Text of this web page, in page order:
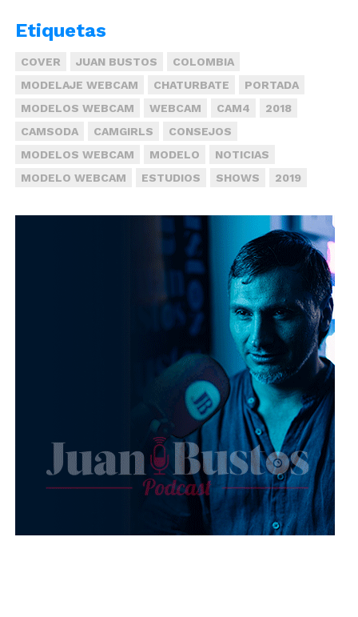
Ojos marrón oscuro o negros:Este color es
profundo por naturaleza, por lo que puedes
con verdes, bronces, dorados, tonos
Cada mirada es seductora al natural, pero al
conocer el color que combina con tu apariencia
natural puedes resaltar aún más tu belleza.
acompañar tu tono de ojos
con lápices y rizador para dar ese toque final
que tu maquillaje del día necesita.
Etiquetas
COVER JUAN BUSTOS
COLOMBIA
MODELAJE WEBCAM
CHATURBATE
PORTADA
MODELOS WEBCAM
WEBCAM CAM4
2018
CAMSODA
CAMGIRLS
CONSEJOS
MODELOS WEBCAM
MODELO
NOTICIAS
MODELO WEBCAM
ESTUDIOS SHOWS 2019